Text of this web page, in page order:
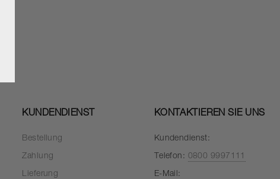
KUNDENDIENST
Bestellung
Zahlung
Lieferung
KONTAKTIEREN SIE UNS
Kundendienst:
Telefon: 0800 9997111
E-Mail: